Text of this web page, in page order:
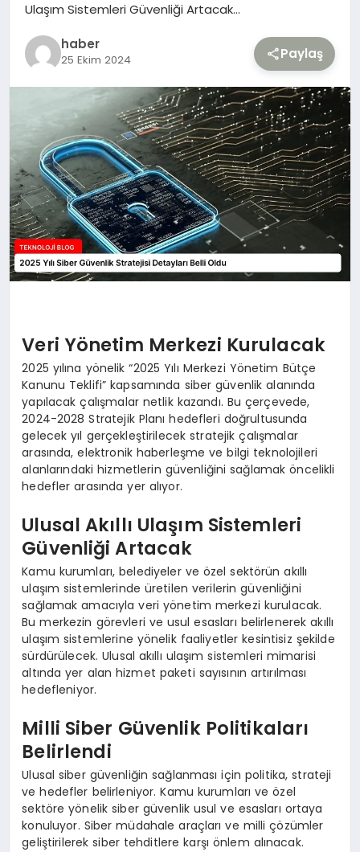
Ulaşım Sistemleri Güvenliği Artacak…
haber
25 Ekim 2024 Paylaş
Veri Yönetim Merkezi Kurulacak
2025 yılına yönelik “2025 Yılı Merkezi Yönetim Bütçe
Kanunu Teklifi” kapsamında siber güvenlik alanında
yapılacak çalışmalar netlik kazandı. Bu çerçevede,
2024-2028 Stratejik Planı hedefleri doğrultusunda
gelecek yıl gerçekleştirilecek stratejik çalışmalar
arasında, elektronik haberleşme ve bilgi teknolojileri
alanlarındaki hizmetlerin güvenliğini sağlamak öncelikli
hedefler arasında yer alıyor.
Ulusal Akıllı Ulaşım Sistemleri
Güvenliği Artacak
Kamu kurumları, belediyeler ve özel sektörün akıllı
ulaşım sistemlerinde üretilen verilerin güvenliğini
sağlamak amacıyla veri yönetim merkezi kurulacak.
Bu merkezin görevleri ve usul esasları belirlenerek akıllı
ulaşım sistemlerine yönelik faaliyetler kesintisiz şekilde
sürdürülecek. Ulusal akıllı ulaşım sistemleri mimarisi
altında yer alan hizmet paketi sayısının artırılması
hedefleniyor.
Milli Siber Güvenlik Politikaları
Belirlendi
Ulusal siber güvenliğin sağlanması için politika, strateji
ve hedefler belirleniyor. Kamu kurumları ve özel
sektöre yönelik siber güvenlik usul ve esasları ortaya
konuluyor. Siber müdahale araçları ve milli çözümler
geliştirilerek siber tehditlere karşı önlem alınacak.